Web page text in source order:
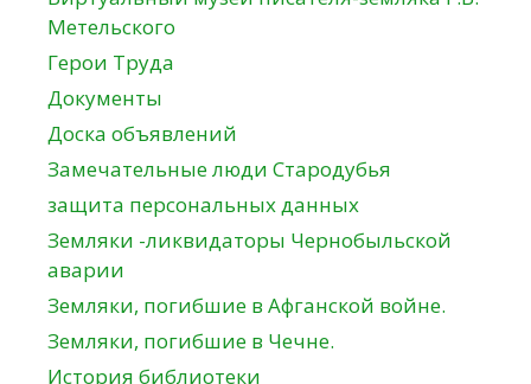
Метельского
Герои Труда
Документы
Доска объявлений
Замечательные люди Стародубья
защита персональных данных
Земляки -ликвидаторы Чернобыльской
аварии
Земляки, погибшие в Афганской войне.
Земляки, погибшие в Чечне.
История библиотеки